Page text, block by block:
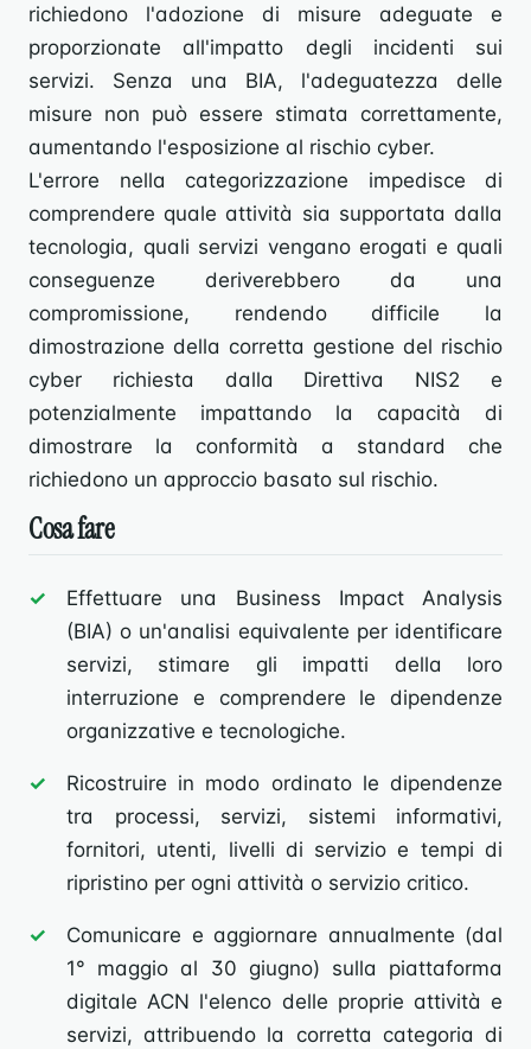
richiedono l'adozione di misure adeguate e
proporzionate all'impatto degli incidenti sui
servizi. Senza una BIA, l'adeguatezza delle
misure non può essere stimata correttamente,
aumentando l'esposizione al rischio cyber.
L'errore nella categorizzazione impedisce di
comprendere quale attività sia supportata dalla
tecnologia, quali servizi vengano erogati e quali
conseguenze deriverebbero da una
compromissione, rendendo difficile la
dimostrazione della corretta gestione del rischio
cyber richiesta dalla Direttiva NIS2 e
potenzialmente impattando la capacità di
dimostrare la conformità a standard che
richiedono un approccio basato sul rischio.
Cosa fare
Effettuare una Business Impact Analysis
(BIA) o un'analisi equivalente per identificare
servizi, stimare gli impatti della loro
interruzione e comprendere le dipendenze
organizzative e tecnologiche.
Ricostruire in modo ordinato le dipendenze
tra processi, servizi, sistemi informativi,
fornitori, utenti, livelli di servizio e tempi di
ripristino per ogni attività o servizio critico.
Comunicare e aggiornare annualmente (dal
1° maggio al 30 giugno) sulla piattaforma
digitale ACN l'elenco delle proprie attività e
servizi, attribuendo la corretta categoria di